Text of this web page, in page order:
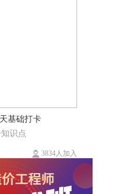
基础打卡
识点
3834人加入